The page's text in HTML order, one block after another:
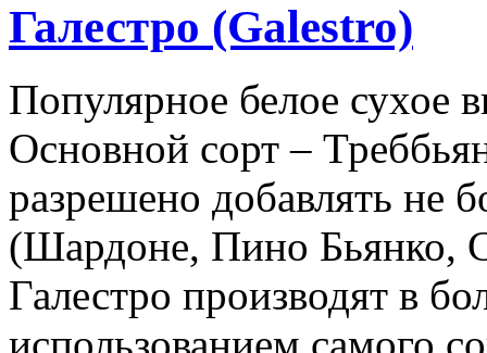
Галестро (Galestro)
Популярное белое сухое
Основной сорт –
разрешено добавлять не
(Шардоне, Пино Бьянко,
Галестро производят в